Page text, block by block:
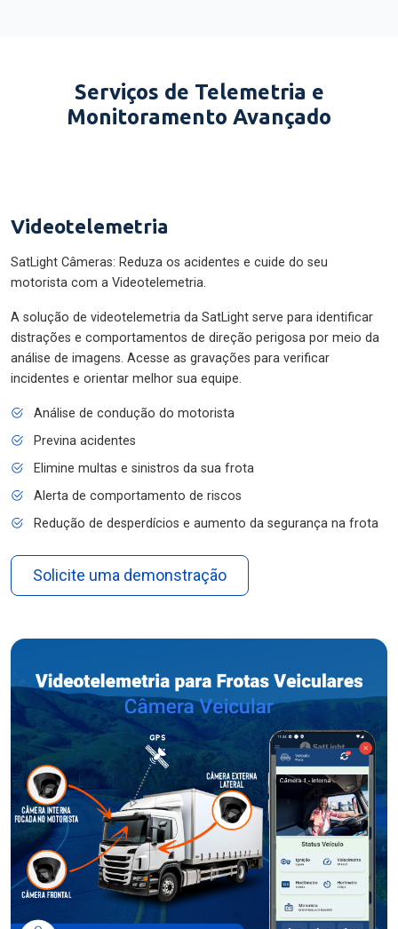
Serviços de Telemetria e
Monitoramento Avançado
Videotelemetria
SatLight Câmeras: Reduza os acidentes e cuide do seu
motorista com a Videotelemetria.
A solução de videotelemetria da SatLight serve para identificar
distrações e comportamentos de direção perigosa por meio da
análise de imagens. Acesse as gravações para verificar
incidentes e orientar melhor sua equipe.
Análise de condução do motorista
Previna acidentes
Elimine multas e sinistros da sua frota
Alerta de comportamento de riscos
Redução de desperdícios e aumento da segurança na frota
Solicite uma demonstração